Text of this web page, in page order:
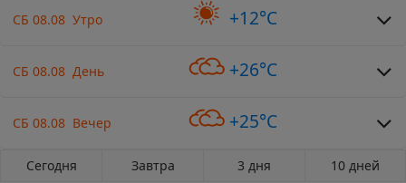
СБ 08.08 Утро +12°C
СБ 08.08 День +26°C
СБ 08.08 Вечер +25°C
Сегодня Завтра 3 дня 10 дней